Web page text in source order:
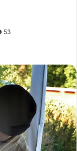
53